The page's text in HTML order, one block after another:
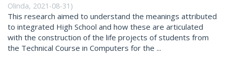
Olinda, 2021-08-31 )
This research aimed to understand the meanings attributed
to integrated High School and how these are articulated
with the construction of the life projects of students from
the Technical Course in Computers for the ...